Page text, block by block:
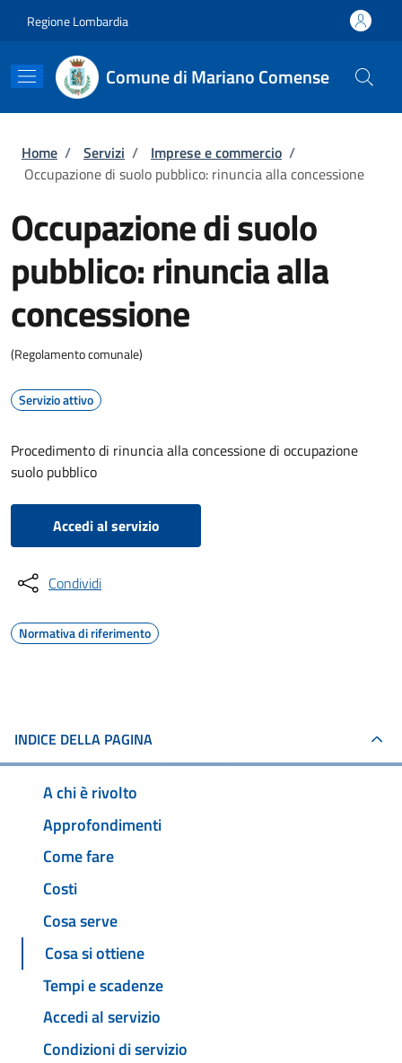
Regione Lombardia
Comune di Mariano Comense
Briciole di pane
Home / Servizi / Imprese e commercio /
Occupazione di suolo pubblico: rinuncia alla concessione
Occupazione di suolo
pubblico: rinuncia alla
concessione
(Regolamento comunale)
Servizio attivo
Procedimento di rinuncia alla concessione di occupazione
suolo pubblico
Accedi al servizio
Condividi
Normativa di riferimento
INDICE DELLA PAGINA
A chi è rivolto
Approfondimenti
Come fare
Costi
Cosa serve
Cosa si ottiene
Tempi e scadenze
Accedi al servizio
Condizioni di servizio